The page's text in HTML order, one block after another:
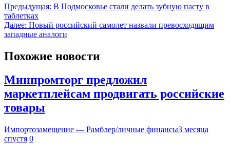
Предыдущая: В Подмосковье стали делать зубную пасту в
таблетках
Далее: Новый российский самолет назвали превосходящим
западные аналоги
Похожие новости
Минпромторг предложил
маркетплейсам продвигать российские
товары
Импортозамещение — Рамблер/личные финансы3 месяца
спустя 0